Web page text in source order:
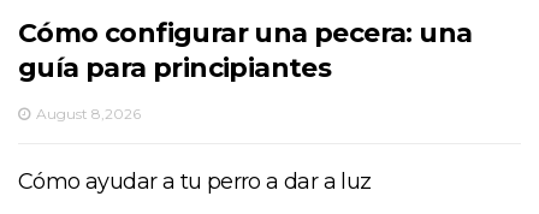
Cómo configurar una pecera: una
guía para principiantes
August 8,2026
Cómo ayudar a tu perro a dar a luz